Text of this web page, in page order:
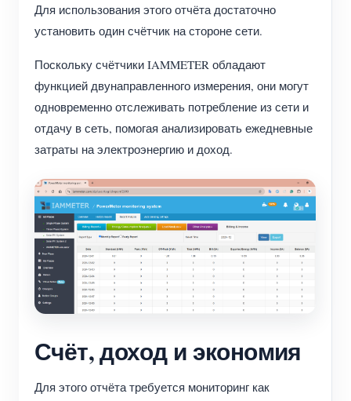
Для использования этого отчёта достаточно
установить один счётчик на стороне сети.
Поскольку счётчики IAMMETER обладают
функцией двунаправленного измерения, они могут
одновременно отслеживать потребление из сети и
отдачу в сеть, помогая анализировать ежедневные
затраты на электроэнергию и доход.
Счёт, доход и экономия
Для этого отчёта требуется мониторинг как